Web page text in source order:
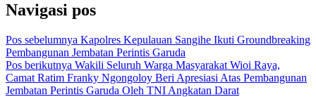
Navigasi pos
Pos sebelumnya Kapolres Kepulauan Sangihe Ikuti Groundbreaking
Pembangunan Jembatan Perintis Garuda
Pos berikutnya Wakili Seluruh Warga Masyarakat Wioi Raya,
Camat Ratim Franky Ngongoloy Beri Apresiasi Atas Pembangunan
Jembatan Perintis Garuda Oleh TNI Angkatan Darat